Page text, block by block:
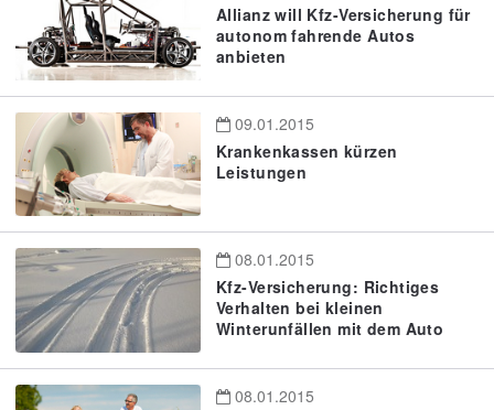
Allianz will Kfz-Versicherung für
autonom fahrende Autos
anbieten
09.01.2015
Krankenkassen kürzen
Leistungen
08.01.2015
Kfz-Versicherung: Richtiges
Verhalten bei kleinen
Winterunfällen mit dem Auto
08.01.2015